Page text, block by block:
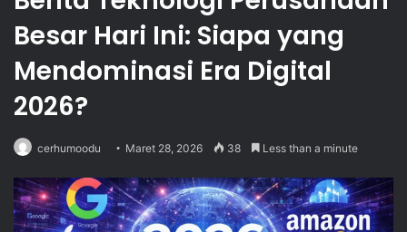
Besar Hari Ini: Siapa yang
Mendominasi Era Digital
2026?
cerhumoodu Maret 28, 2026 38 Less than a minute